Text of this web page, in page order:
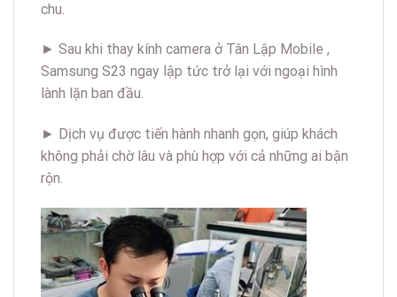
chu.
► Sau khi thay kính camera ở Tân Lập Mobile ,
Samsung S23 ngay lập tức trở lại với ngoại hình
lành lặn ban đầu.
► Dịch vụ được tiến hành nhanh gọn, giúp khách
không phải chờ lâu và phù hợp với cả những ai bận
rộn.